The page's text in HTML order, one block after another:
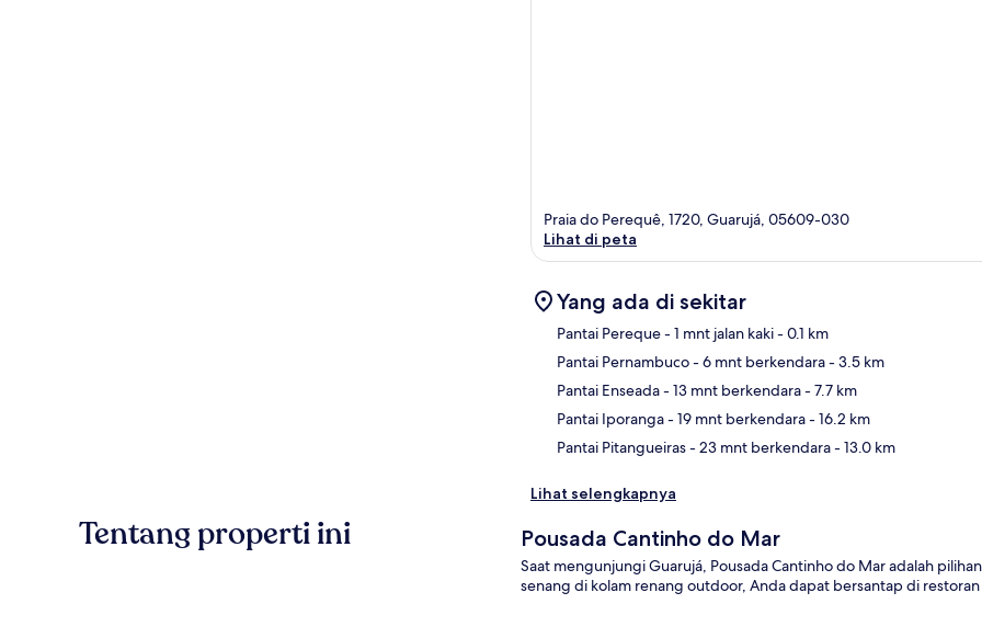
Praia do Perequê, 1720, Guarujá, 05609-030
Lihat di peta
Yang ada di sekitar
Pantai Pereque- 1 mnt jalan kaki- 0.1 km
Pantai Pernambuco- 6 mnt berkendara- 3.5 km
Pantai Enseada- 13 mnt berkendara- 7.7 km
Pantai Iporanga- 19 mnt berkendara- 16.2 km
Pantai Pitangueiras- 23 mnt berkendara- 13.0 km
Lihat selengkapnya
Tentang properti ini Pousada Cantinho do Mar
Saat mengunjungi Guarujá, Pousada Cantinho do Mar adalah
senang di kolam renang outdoor, Anda dapat bersantap di